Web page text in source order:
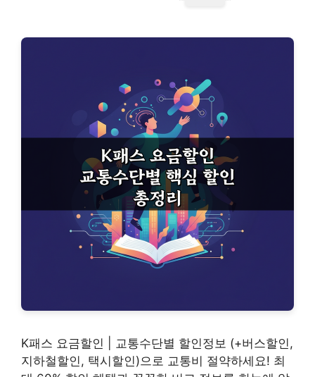
K패스 요금할인 | 교통수단별 할인정보 (+버스할인,
지하철할인, 택시할인)으로 교통비 절약하세요! 최